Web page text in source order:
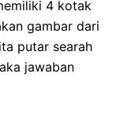
4 kotak
gambar dari
putar searah
jawaban